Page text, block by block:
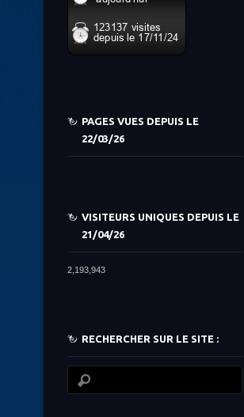
PAGES VUES DEPUIS LE
22/03/26
VISITEURS UNIQUES DEPUIS LE
21/04/26
2,193,943
RECHERCHER SUR LE SITE :